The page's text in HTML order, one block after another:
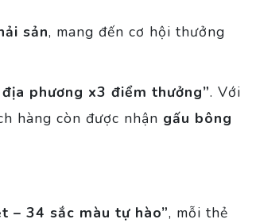
sản, mang đến cơ hội thưởng
địa phương x3 điểm thưởng”. Với
hàng còn được nhận gấu bông
– 34 sắc màu tự hào”, mỗi thẻ